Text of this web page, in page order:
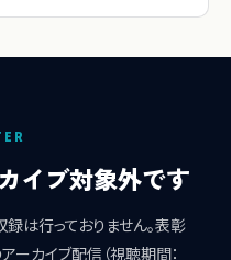
イブ対象外です
は行っておりません。表彰
ーカイブ配信（視聴期間：